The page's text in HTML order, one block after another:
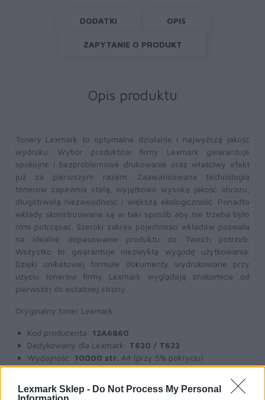
Lexmark Sklep - Do Not Process My Personal
DODATKI OPIS
ZAPYTANIE O PRODUKT
Opis produktu
Tonery Lexmark to optymalne działanie i najwyższą jakość
wydruku. Wybór produktów firmy Lexmark gwarantuje
spokojne i bezproblemowe drukowanie oraz właściwy efekt
już za pierwszym razem. Zaawansowana technologia
tonerów zapewnia stałą, wyjątkowo wysoką jakość obrazu,
długotrwałą niezawodność i większą ekologiczność. Ponadto
wkłady skonstruowane są w taki sposób aby nie trzeba było
nimi potrząsać. Szeroki zakres pojemności wkładów pozwala
na idealne dopasowanie produktu do Twoich potrzeb.
Wszystko to gwarantuje niezwykłą wygodę użytkowania.
Dzięki unikatowej formule dokumenty wydrukowane przy
użyciu tonerów firmy Lexmark wyglądają znakomicie od
pierwszej do ostatniej strony.
Oryginalny toner Lexmark
Kod producenta: 12A6860
Dedykowany dla Lexmark: T620 / T622
Wydajność: 10000 str. A4 (przy 5% pokryciu)
Toner czarny(black)